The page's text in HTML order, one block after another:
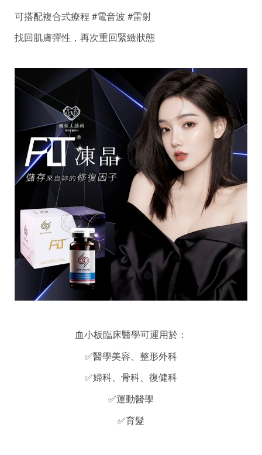
可搭配複合式療程 #電音波 #雷射
找回肌膚彈性，再次重回緊緻狀態
血小板臨床醫學可運用於：
✅醫學美容、整形外科
✅婦科、骨科、復健科
✅運動醫學
✅育髮